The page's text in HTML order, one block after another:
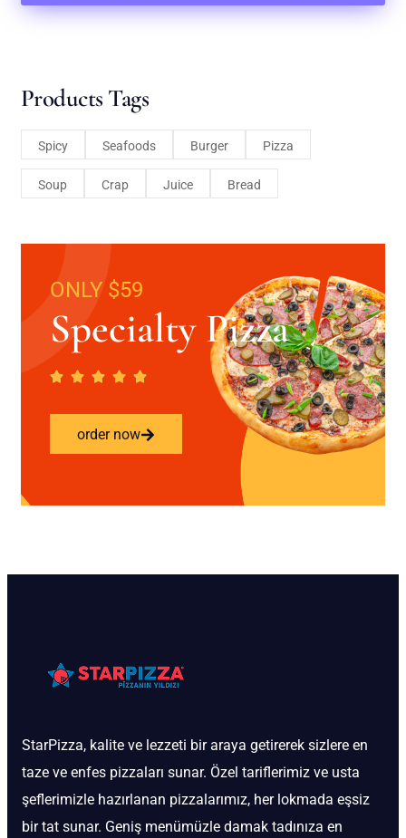
Products Tags
Spicy Seafoods Burger Pizza
Soup Crap Juice Bread
ONLY $59
Specialty Pizza
order now
StarPizza, kalite ve lezzeti bir araya getirerek sizlere en
taze ve enfes pizzaları sunar. Özel tariflerimiz ve usta
şeflerimizle hazırlanan pizzalarımız, her lokmada eşsiz
bir tat sunar. Geniş menümüzle damak tadınıza en